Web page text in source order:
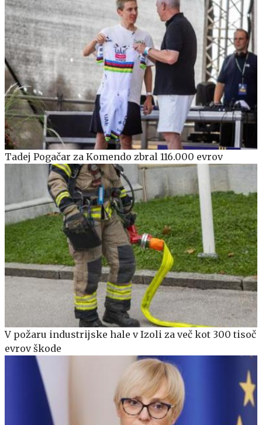
Tadej Pogačar za Komendo zbral 116.000 evrov
V požaru industrijske hale v Izoli za več kot 300 tisoč
evrov škode